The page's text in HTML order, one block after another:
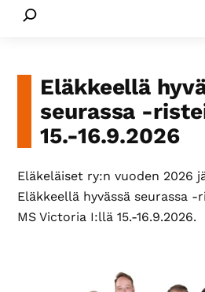
Suomea
tarjoavat
monipuolista
Eläkkeellä
seurassa -
15.-16.9.2026
Eläkeläiset ry:n vuoden 2026
Eläkkeellä hyvässä seurassa
MS Victoria I:llä 15.-16.9.2026.